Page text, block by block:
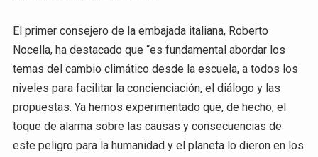
El primer consejero de la embajada italiana, Roberto
Nocella, ha destacado que “es fundamental abordar los
temas del cambio climático desde la escuela, a todos los
niveles para facilitar la concienciación, el diálogo y las
propuestas. Ya hemos experimentado que, de hecho, el
toque de alarma sobre las causas y consecuencias de
este peligro para la humanidad y el planeta lo dieron en los